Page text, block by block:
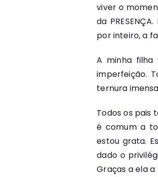
viver o
da
por inteiro, a
A minha filha
imperfeição.
ternura
Todos os pais
é comum a
estou grata.
dado o
Graças a ela